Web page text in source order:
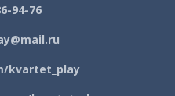
94-76
kvartet_play